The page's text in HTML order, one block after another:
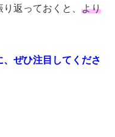
返っておくと、 より
ぜひ注目してくださ